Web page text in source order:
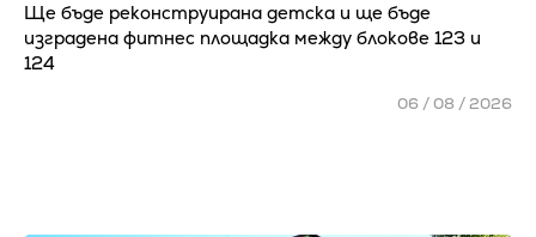
Ще бъде реконструирана детска и ще бъде
изградена фитнес площадка между блокове 123 и
124
06 / 08 / 2026